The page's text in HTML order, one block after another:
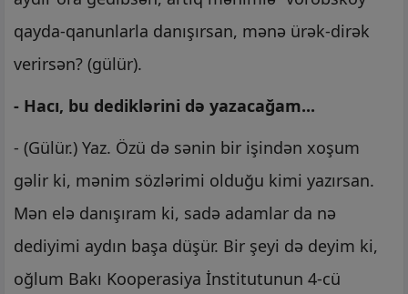
qayda-qanunlarla danışırsan, mənə ürək-dirək
verirsən? (gülür).
- Hacı, bu dediklərini də yazacağam...
- (Gülür.) Yaz. Özü də sənin bir işindən xoşum
gəlir ki, mənim sözlərimi olduğu kimi yazırsan.
Mən elə danışıram ki, sadə adamlar da nə
dediyimi aydın başa düşür. Bir şeyi də deyim ki,
oğlum Bakı Kooperasiya İnstitutunun 4-cü